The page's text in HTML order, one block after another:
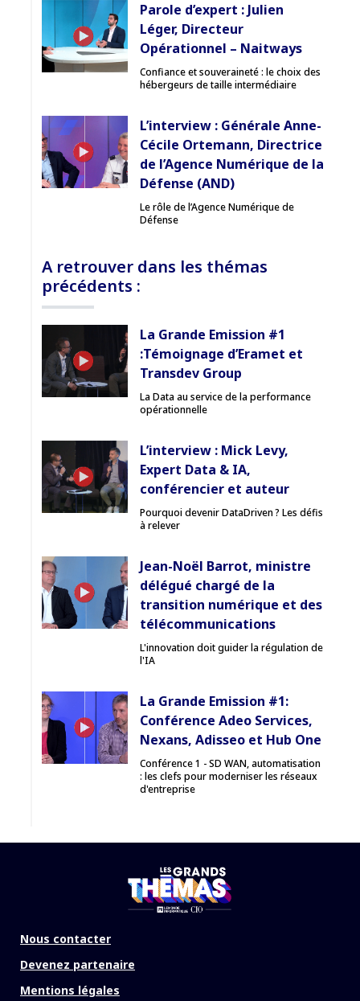
Parole d’expert : Julien
Léger, Directeur
Opérationnel – Naitways
Confiance et souveraineté : le choix des
hébergeurs de taille intermédiaire
L’interview : Générale Anne-
Cécile Ortemann, Directrice
de l’Agence Numérique de la
Défense (AND)
Le rôle de l’Agence Numérique de
Défense
A retrouver dans les thémas
précédents :
La Grande Emission #1
:Témoignage d’Eramet et
Transdev Group
La Data au service de la performance
opérationnelle
L’interview : Mick Levy,
Expert Data & IA,
conférencier et auteur
Pourquoi devenir DataDriven ? Les défis
à relever
Jean-Noël Barrot, ministre
délégué chargé de la
transition numérique et des
télécommunications
L'innovation doit guider la régulation de
l'IA
La Grande Emission #1:
Conférence Adeo Services,
Nexans, Adisseo et Hub One
Conférence 1 - SD WAN, automatisation
: les clefs pour moderniser les réseaux
d'entreprise
Nous contacter
Devenez partenaire
Mentions légales